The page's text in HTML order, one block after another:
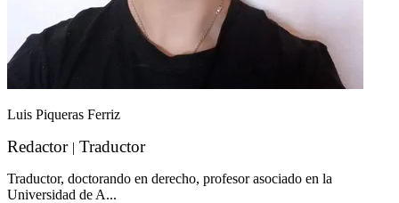
Luis Piqueras Ferriz
Redactor | Traductor
Traductor, doctorando en derecho, profesor asociado en la
Universidad de A...